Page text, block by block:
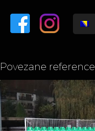
Povezane reference